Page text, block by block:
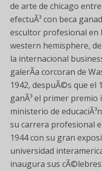
de arte de chicago
efectuÃ³ con beca
escultor profesional en
western hemisphere,
la internacional
galerÃ­a corcoran de
1942, despuÃ©s que el
ganÃ³ el primer
ministerio de
su carrera profesional
1944 con su gran
universidad
inaugura sus